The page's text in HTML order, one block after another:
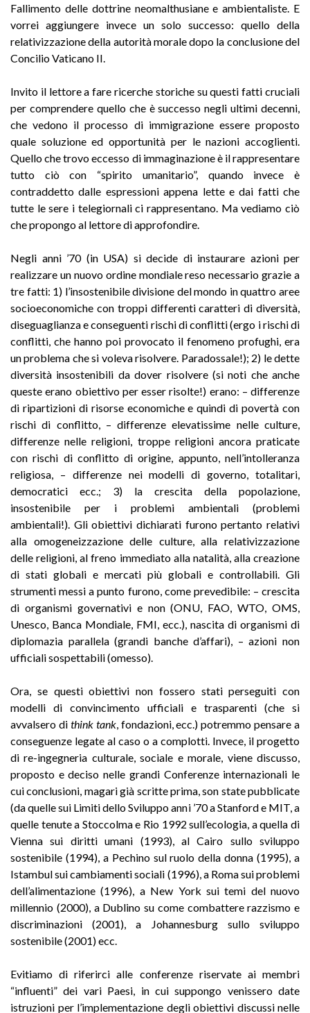
Fallimento delle dottrine neomalthusiane e ambientaliste. E
vorrei aggiungere invece un solo successo: quello della
relativizzazione della autorità morale dopo la conclusione del
Concilio Vaticano II.
Invito il lettore a fare ricerche storiche su questi fatti cruciali
per comprendere quello che è successo negli ultimi decenni,
che vedono il processo di immigrazione essere proposto
quale soluzione ed opportunità per le nazioni accoglienti.
Quello che trovo eccesso di immaginazione è il rappresentare
tutto ciò con “spirito umanitario”, quando invece è
contraddetto dalle espressioni appena lette e dai fatti che
tutte le sere i te­legiornali ci rappresentano. Ma vediamo ciò
che propongo al lettore di approfondire.
Negli anni ’70 (in USA) si decide di instaurare azioni per
realizzare un nuovo ordine mondiale reso necessario grazie a
tre fatti: 1) l’insostenibile divisione del mondo in quattro aree
socioeconomiche con troppi differenti caratteri di diversità,
diseguaglianza e conseguenti rischi di conflitti (ergo i rischi di
conflitti, che hanno poi provocato il fenomeno profughi, era
un problema che si voleva risolvere. Paradossale!); 2) le dette
diversità insostenibili da dover risolvere (si noti che anche
queste erano obiettivo per esser risolte!) erano: – differenze
di ripartizioni di risorse economiche e quindi di povertà con
rischi di conflitto, – differenze elevatissime nelle culture,
differenze nelle religioni, troppe religioni ancora praticate
con rischi di conflitto di origine, appunto, nell’intolleranza
religiosa, – differenze nei modelli di governo, totalitari,
democratici ecc.; 3) la crescita della popolazione,
insostenibile per i problemi ambientali (problemi
ambientali!). Gli obiettivi dichiarati furono pertanto relativi
alla omogeneizzazione delle culture, alla relativizzazione
delle religioni, al freno immediato alla natalità, alla creazione
di stati globali e mercati più globali e controllabili. Gli
strumenti messi a punto furono, come prevedibile: – crescita
di organismi governativi e non (ONU, FAO, WTO, OMS,
Unesco, Banca Mondiale, FMI, ecc.), nascita di organismi di
diplomazia parallela (grandi banche d’affari), – azioni non
ufficiali sospettabili (omesso).
Ora, se questi obiettivi non fossero stati perseguiti con
modelli di convincimento ufficiali e trasparenti (che si
avvalsero di think tank, fondazioni, ecc.) potremmo pensare a
conseguenze legate al caso o a complotti. Invece, il progetto
di re-ingegneria culturale, sociale e morale, viene discusso,
proposto e deciso nelle grandi Conferenze internazionali le
cui conclusioni, magari già scritte prima, son state pubblicate
(da quelle sui Limiti dello Sviluppo anni ’70 a Stanford e MIT, a
quelle tenute a Stoccolma e Rio 1992 sull’ecologia, a quella di
Vienna sui diritti umani (1993), al Cairo sullo sviluppo
sostenibile (1994), a Pechino sul ruolo della donna (1995), a
Istambul sui cambiamenti sociali (1996), a Roma sui problemi
dell’alimentazione (1996), a New York sui temi del nuovo
millennio (2000), a Dublino su come combattere razzismo e
discriminazioni (2001), a Johannesburg sullo sviluppo
sostenibile (2001) ecc.
Evitiamo di riferirci alle conferenze riservate ai membri
“influenti” dei vari Paesi, in cui suppongo venissero date
istruzioni per l’implementazione degli obiettivi discussi nelle